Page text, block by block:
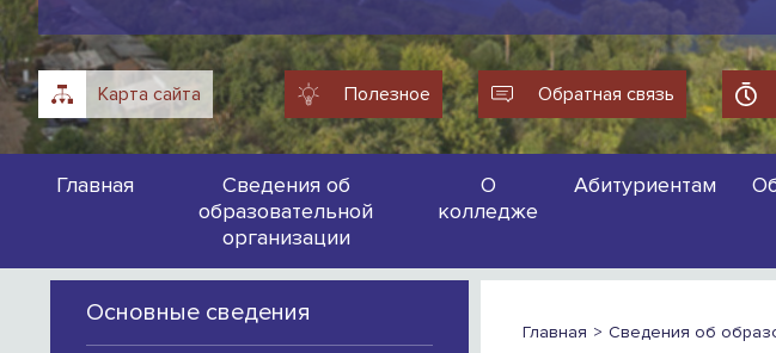
Карта сайта Полезное Обратная связь
Главная
Сведения об
образовательной
организации
О
колледже
Абитуриентам
Основные сведения
Главная Сведения об